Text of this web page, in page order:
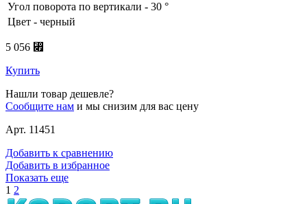
Угол поворота по вертикали - 30 °
Цвет - черный
5 056 ⃏
Купить
Нашли товар дешевле?
Сообщите нам и мы снизим для вас цену
Арт. 11451
Добавить к сравнению
Добавить в избранное
Показать еще
1 2